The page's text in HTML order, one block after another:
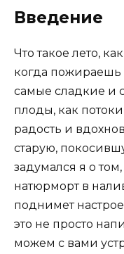
Введение
Что такое лето,
когда пожираешь
самые сладкие и
плоды, как
радость и
старую,
задумался я о
натюрморт в
поднимет
это не просто
можем с вами